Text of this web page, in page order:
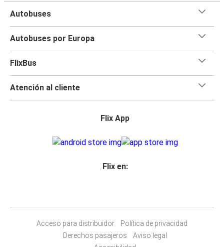
Autobuses
Autobuses por Europa
FlixBus
Atención al cliente
Flix App
Flix en:
Acceso para distribuidor
Política de privacidad
Derechos pasajeros
Aviso legal